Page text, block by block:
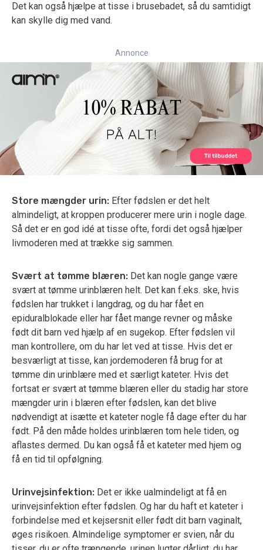
Det kan også hjælpe at tisse i brusebadet, så du samtidigt
kan skylle dig med vand.
Annonce
Store mængder urin: Efter fødslen er det helt
almindeligt, at kroppen producerer mere urin i nogle dage.
Så det er en god idé at tisse ofte, fordi det også hjælper
livmoderen med at trække sig sammen.
Svært at tømme blæren: Det kan nogle gange være
svært at tømme urinblæren helt. Det kan f.eks. ske, hvis
fødslen har trukket i langdrag, og du har fået en
epiduralblokade eller har fået mange revner og måske
født dit barn ved hjælp af en sugekop. Efter fødslen vil
man kontrollere, om du har let ved at tisse. Hvis det er
besværligt at tisse, kan jordemoderen få brug for at
tømme din urinblære med et særligt kateter. Hvis det
fortsat er svært at tømme blæren eller du stadig har store
mængder urin i blæren efter fødslen, kan det blive
nødvendigt at isætte et kateter nogle få dage efter du har
født. På den måde holdes urinblæren tom hele tiden, og
aflastes dermed. Du kan også få et kateter med hjem og
få en tid til opfølgning.
Urinvejsinfektion: Det er ikke ualmindeligt at få en
urinvejsinfektion efter fødslen. Og har du haft et kateter i
forbindelse med et kejsersnit eller født dit barn vaginalt,
øges risikoen. Almindelige symptomer er svien, når du